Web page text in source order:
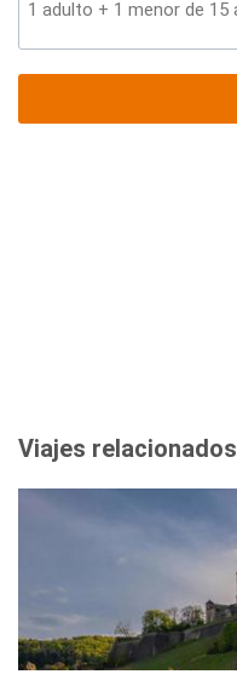
Viajes relacionados